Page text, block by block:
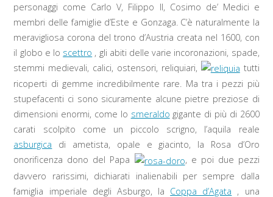
personaggi come Carlo V, Filippo II, Cosimo de’ Medici e
membri delle famiglie d’Este e Gonzaga. C’è naturalmente la
meravigliosa corona del trono d’Austria creata nel 1600, con
il globo e lo scettro , gli abiti delle varie incoronazioni, spade,
stemmi medievali, calici, ostensori, reliquiari,
tutti
ricoperti di gemme incredibilmente rare. Ma tra i pezzi più
stupefacenti ci sono sicuramente alcune pietre preziose di
dimensioni enormi, come lo smeraldo gigante di più di 2600
carati scolpito come un piccolo scrigno, l’aquila reale
asburgica di ametista, opale e giacinto, la Rosa d’Oro
onorificenza dono del Papa
, e poi due pezzi
davvero rarissimi, dichiarati inalienabili per sempre dalla
famiglia imperiale degli Asburgo, la Coppa d’Agata , una